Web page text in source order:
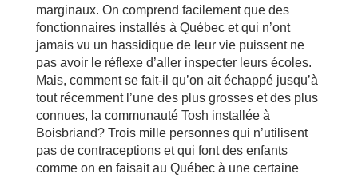
marginaux. On comprend facilement que des
fonctionnaires installés à Québec et qui n’ont
jamais vu un hassidique de leur vie puissent ne
pas avoir le réflexe d’aller inspecter leurs écoles.
Mais, comment se fait-il qu’on ait échappé jusqu’à
tout récemment l’une des plus grosses et des plus
connues, la communauté Tosh installée à
Boisbriand? Trois mille personnes qui n’utilisent
pas de contraceptions et qui font des enfants
comme on en faisait au Québec à une certaine